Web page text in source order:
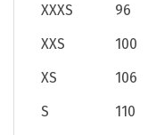
XXXS
96
XXS
100
XS
106
S
110